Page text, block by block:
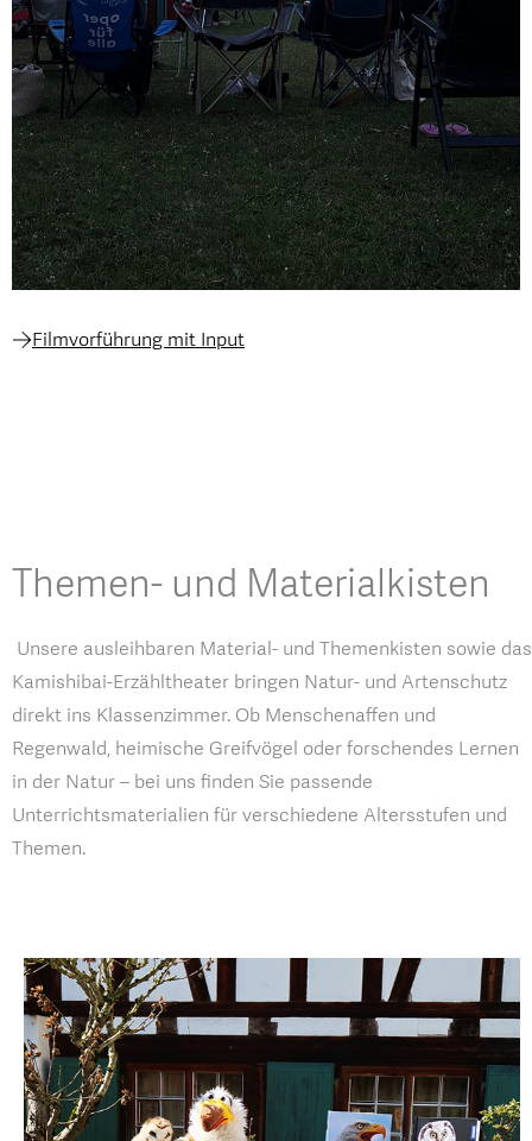
Filmvorführung mit Input
Themen- und Materialkisten
Unsere ausleihbaren Material- und Themenkisten sowie das
Kamishibai-Erzähltheater bringen Natur- und Artenschutz
direkt ins Klassenzimmer. Ob Menschenaffen und
Regenwald, heimische Greifvögel oder forschendes Lernen
in der Natur – bei uns finden Sie passende
Unterrichtsmaterialien für verschiedene Altersstufen und
Themen.